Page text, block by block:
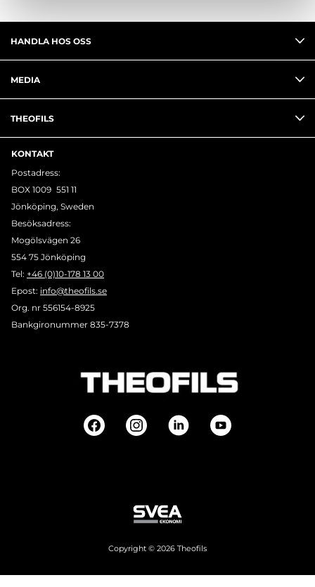
HANDLA HOS OSS
MEDIA
THEOFILS
KONTAKT
Postadress:
BOX 1009 551 11
Jönköping, Sweden
Besöksadress:
Mogölsvägen 26
554 75 Jönköping
Tel: +46 (0)10-178 13 00
Epost: info@theofils.se
Org. nr 556154-8925
Bankgironummer 835-7378
Copyright © 2026 Theofils